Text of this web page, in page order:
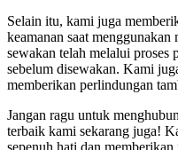
Selain itu, kami juga
keamanan saat
sewakan telah melalui proses
sebelum disewakan. Kami
memberikan perlindungan
Jangan ragu untuk
terbaik kami sekarang juga!
sepenuh hati dan